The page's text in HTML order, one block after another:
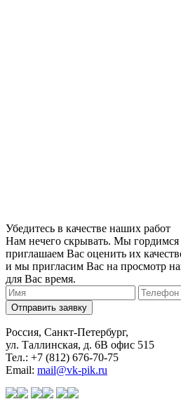
Убедитесь в качестве наших работ
Нам нечего скрывать. Мы
приглашаем Вас оценить их
и мы пригласим Вас на просмотр
для Вас время.
Отправить заявку
Россия, Санкт-Петербург,
ул. Таллинская, д. 6В офис 515
Тел.: +7 (812) 676-70-75
Email: mail@vk-pik.ru